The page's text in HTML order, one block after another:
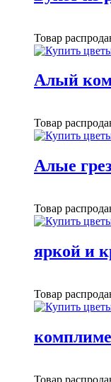
Товар
Алый
Товар
Алые
Товар
яркой и
Товар
Товар